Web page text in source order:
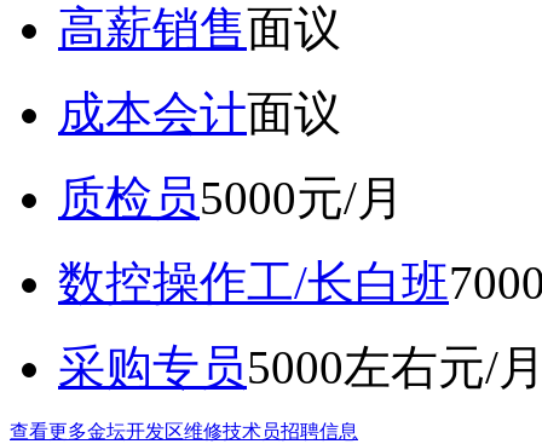
高薪销售面议
成本会计面议
质检员5000元/月
数控操作工/长白班
采购专员5000左右元/
查看更多金坛开发区维修技术员招聘信息